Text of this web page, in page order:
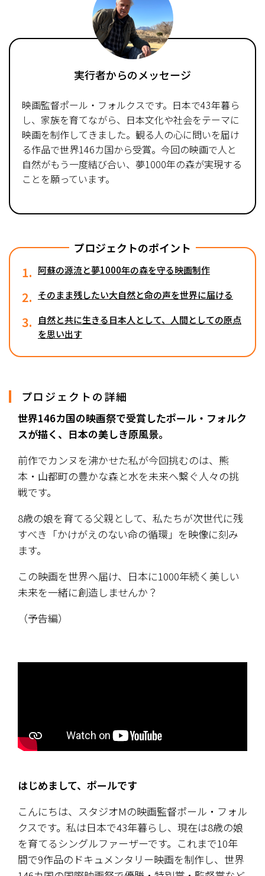
実行者からのメッセージ
映画監督ポール・フォルクスです。日本で43年暮ら
し、家族を育てながら、日本文化や社会をテーマに
映画を制作してきました。観る人の心に問いを届け
る作品で世界146カ国から受賞。今回の映画で人と
自然がもう一度結び合い、夢1000年の森が実現する
ことを願っています。
プロジェクトのポイント
1. 阿蘇の源流と夢1000年の森を守る映画制作
2. そのまま残したい大自然と命の声を世界に届ける
3.
自然と共に生きる日本人として、人間としての原点
を思い出す
プロジェクトの詳細
世界146カ国の映画祭で受賞したポール・フォルク
スが描く、日本の美しき原風景。
前作でカンヌを沸かせた私が今回挑むのは、熊
本・山都町の豊かな森と水を未来へ繋ぐ人々の挑
戦です。
8歳の娘を育てる父親として、私たちが次世代に残
すべき「かけがえのない命の循環」を映像に刻み
ます。
この映画を世界へ届け、日本に1000年続く美しい
未来を一緒に創造しませんか？
（予告編）
はじめまして、ポールです
こんにちは、スタジオMの映画監督ポール・フォル
クスです。私は日本で43年暮らし、現在は8歳の娘
を育てるシングルファーザーです。これまで10年
間で9作品のドキュメンタリー映画を制作し、世界